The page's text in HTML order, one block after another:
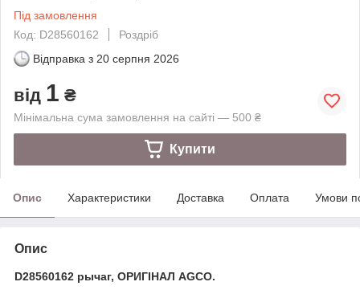
Під замовлення
Код: D28560162
Роздріб
Відправка з 20 серпня 2026
від 1 ₴
Мінімальна сума замовлення на сайті — 500 ₴
Купити
Опис Характеристики Доставка Оплата Умови
Опис
D28560162 рычаг, ОРИГІНАЛ AGCO.